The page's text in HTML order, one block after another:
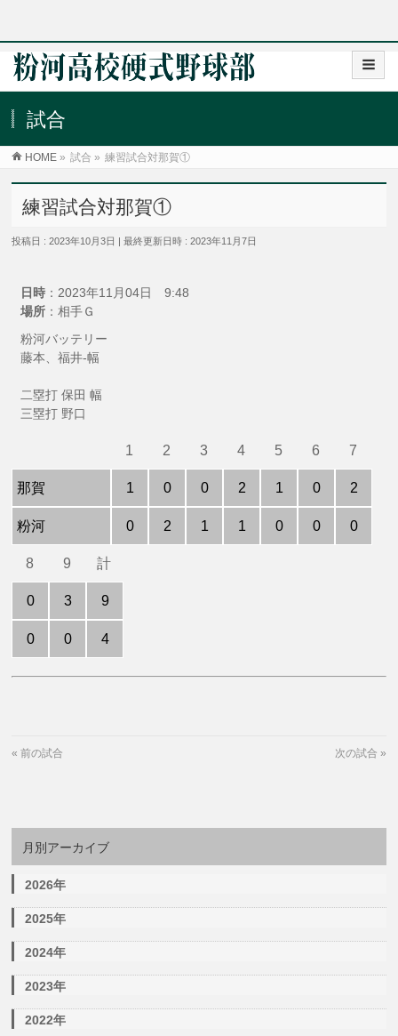
試合
HOME » 試合 » 練習試合対那賀①
練習試合対那賀①
投稿日 : 2023年10月3日 最終更新日時 : 2023年11月7日
日時 ：2023年11月04日 9:48
場所 ：相手Ｇ
粉河バッテリー
藤本、福井-幅
二塁打 保田 幅
三塁打 野口
那賀
粉河
1
1
0
2
0
2
3
0
1
4
2
1
5
1
0
6
0
0
7
2
0
8
0
0
9
3
0
計
9
4
«前の試合 次の試合 »
月別アーカイブ
2026年
2025年
2024年
2023年
2022年